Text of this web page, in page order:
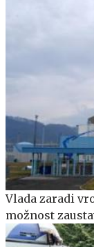
Vlada zaradi
možnost